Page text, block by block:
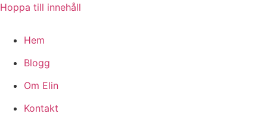
Hoppa till innehåll
Hem
Blogg
Om Elin
Kontakt